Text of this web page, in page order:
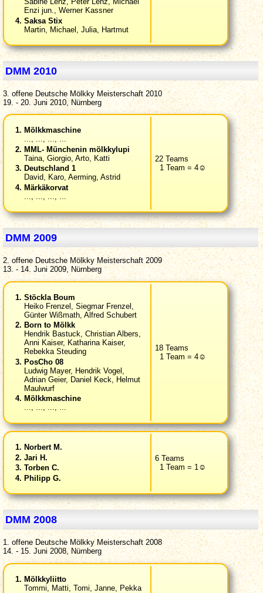
Enzi jun., Werner Kassner
Saksa Stix
Martin, Michael, Julia, Hartmut
DMM 2010
3. offene Deutsche Mölkky Meisterschaft 2010
19. - 20. Juni 2010, Nürnberg
Mölkkmaschine
..., ..., ..., ...
MML- Münchenin mölkkylupi
Taina, Giorgio, Arto, Katti
Deutschland 1
David, Karo, Aerming, Astrid
Märkäkorvat
22 Teams
1 Team = 4☺
DMM 2009
2. offene Deutsche Mölkky Meisterschaft 2009
13. - 14. Juni 2009, Nürnberg
Stöckla Boum
Heiko Frenzel, Siegmar Frenzel,
Günter Wißmath, Alfred Schubert
Born to Mölkk
Hendrik Bastuck, Christian Albers,
Anni Kaiser, Katharina Kaiser,
Rebekka Steuding
PosCho 08
Ludwig Mayer, Hendrik Vogel,
Adrian Geier, Daniel Keck, Helmut
Maulwurf
Mölkkmaschine
..., ..., ..., ...
18 Teams
1 Team = 4☺
Norbert M.
Jari H.
Torben C.
Philipp G.
6 Teams
1 Team = 1☺
DMM 2008
1. offene Deutsche Mölkky Meisterschaft 2008
14. - 15. Juni 2008, Nürnberg
Mölkkyliitto
Tommi, Matti, Tomi, Janne, Pekka